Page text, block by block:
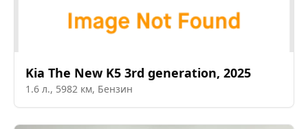
Kia The New K5 3rd generation, 2025
1.6 л., 5982 км, Бензин